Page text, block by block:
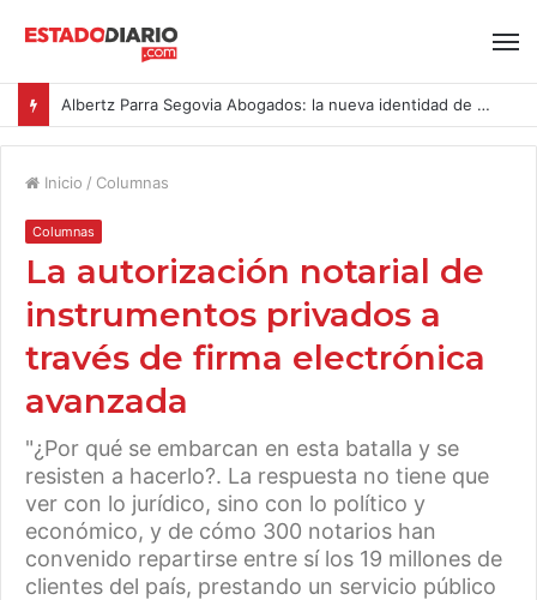
Albertz Parra Segovia Abogados: la nueva identidad de Segovia Consulting
Inicio / Columnas
Columnas
La autorización notarial de
instrumentos privados a
través de firma electrónica
avanzada
"¿Por qué se embarcan en esta batalla y se
resisten a hacerlo?. La respuesta no tiene que
ver con lo jurídico, sino con lo político y
económico, y de cómo 300 notarios han
convenido repartirse entre sí los 19 millones de
clientes del país, prestando un servicio público